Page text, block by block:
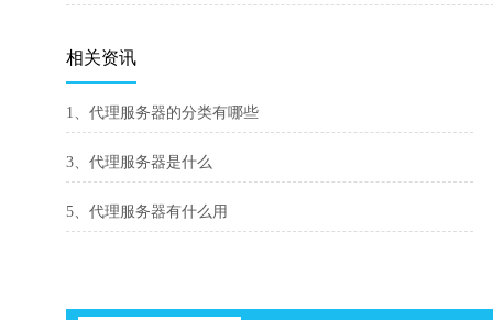
相关资讯
1、代理服务器的分类有哪些
3、代理服务器是什么
5、代理服务器有什么用